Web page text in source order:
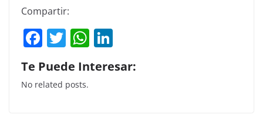
Compartir:
F
a
c
e
T
w
itt
er
W
h
at k
Te Puede Interesar:
No related posts.